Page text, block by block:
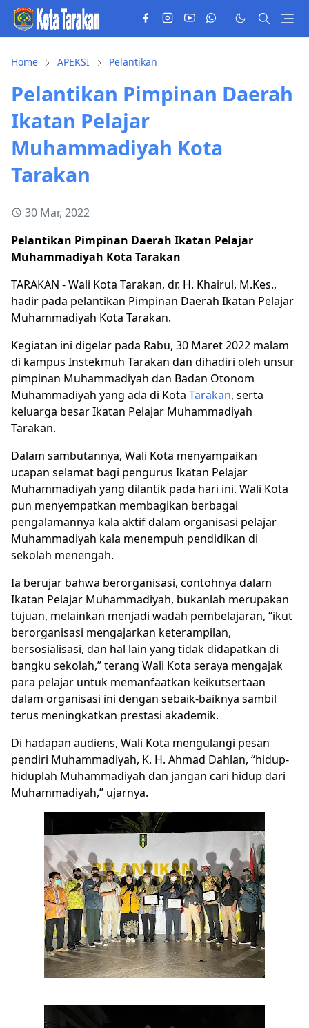
Home APEKSI Pelantikan
Pelantikan Pimpinan Daerah
Ikatan Pelajar
Muhammadiyah Kota
Tarakan
30 Mar, 2022
Pelantikan Pimpinan Daerah Ikatan Pelajar
Muhammadiyah Kota Tarakan
TARAKAN - Wali Kota Tarakan, dr. H. Khairul, M.Kes.,
hadir pada pelantikan Pimpinan Daerah Ikatan Pelajar
Muhammadiyah Kota Tarakan.
Kegiatan ini digelar pada Rabu, 30 Maret 2022 malam
di kampus Instekmuh Tarakan dan dihadiri oleh unsur
pimpinan Muhammadiyah dan Badan Otonom
Muhammadiyah yang ada di Kota Tarakan, serta
keluarga besar Ikatan Pelajar Muhammadiyah
Tarakan.
Dalam sambutannya, Wali Kota menyampaikan
ucapan selamat bagi pengurus Ikatan Pelajar
Muhammadiyah yang dilantik pada hari ini. Wali Kota
pun menyempatkan membagikan berbagai
pengalamannya kala aktif dalam organisasi pelajar
Muhammadiyah kala menempuh pendidikan di
sekolah menengah.
Ia berujar bahwa berorganisasi, contohnya dalam
Ikatan Pelajar Muhammadiyah, bukanlah merupakan
tujuan, melainkan menjadi wadah pembelajaran, “ikut
berorganisasi mengajarkan keterampilan,
bersosialisasi, dan hal lain yang tidak didapatkan di
bangku sekolah,” terang Wali Kota seraya mengajak
para pelajar untuk memanfaatkan keikutsertaan
dalam organisasi ini dengan sebaik-baiknya sambil
terus meningkatkan prestasi akademik.
Di hadapan audiens, Wali Kota mengulangi pesan
pendiri Muhammadiyah, K. H. Ahmad Dahlan, “hidup-
hiduplah Muhammadiyah dan jangan cari hidup dari
Muhammadiyah,” ujarnya.